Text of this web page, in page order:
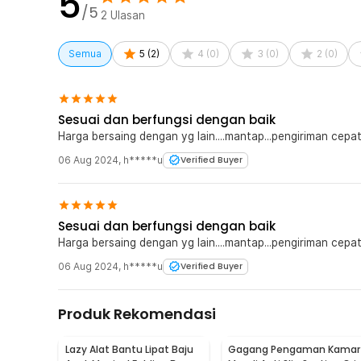
optimal saat Anda beristirahat. Anda akan merasa
Kelengkapan Produk
Rincian yang Anda dapatkan untuk pembelian produk
/5 2 Ulasan
Semua 5 (2) 4 (0) 3 (0) 2 (0)
Sesuai dan berfungsi dengan baik
Harga bersaing dengan yg lain....mantap...pengiriman
06 Aug 2024, h*****u Verified Buyer
Sesuai dan berfungsi dengan baik
Harga bersaing dengan yg lain....mantap...pengiriman
06 Aug 2024, h*****u Verified Buyer
Produk Rekomendasi
Lazy Alat Bantu Lipat Baju
Gagang Pengaman Kamar